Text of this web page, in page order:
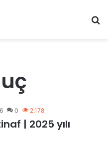
0 2.178
| 2025 yılı